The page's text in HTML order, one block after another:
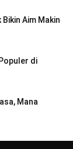
Aim Makin
di
Mana